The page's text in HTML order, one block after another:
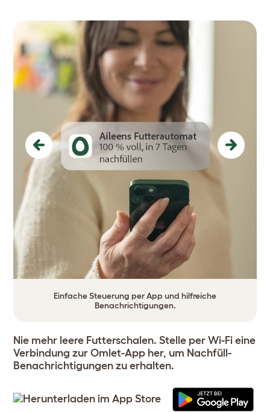
Einfache Steuerung per App und hilfreiche
Benachrichtigungen.
Previous Next
Nie mehr leere Futterschalen. Stelle per Wi-Fi eine
Verbindung zur Omlet-App her, um Nachfüll-
Benachrichtigungen zu erhalten.